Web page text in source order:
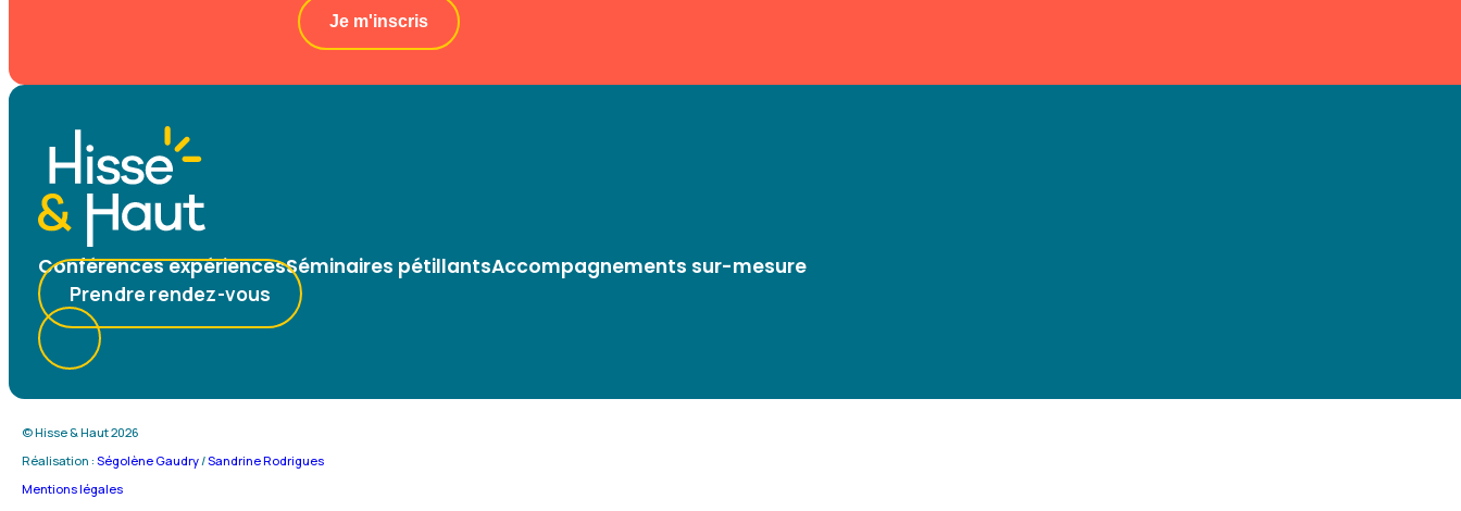
Je m'inscris
Conférences expériencesSéminaires pétillantsAccompagnements sur-mesure
Prendre rendez-vous
© Hisse & Haut 2026
Réalisation : Ségolène Gaudry/Sandrine Rodrigues
Mentions légales